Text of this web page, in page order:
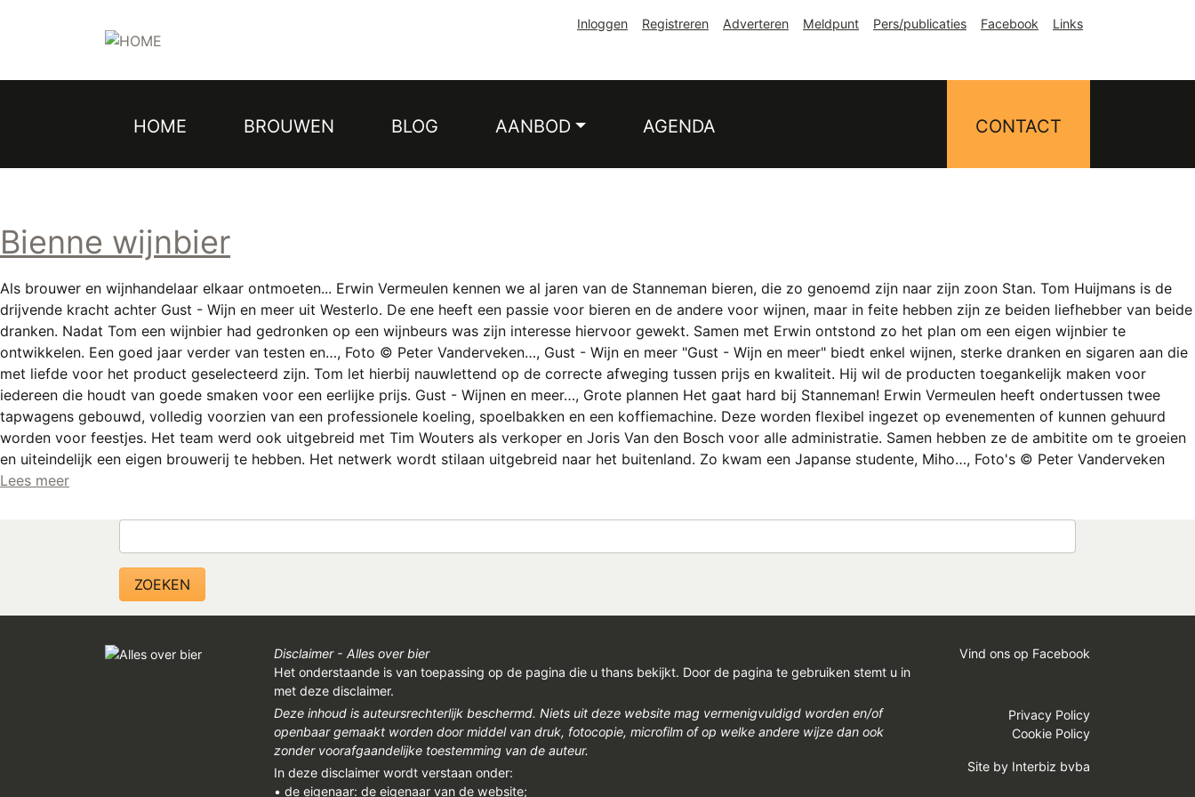
Inloggen Registreren Adverteren Meldpunt Pers/publicaties Facebook Links
Hoofdnavigatie
HOME BROUWEN BLOG AANBOD AGENDA CONTACT
Bienne wijnbier
Als brouwer en wijnhandelaar elkaar ontmoeten... Erwin Vermeulen kennen we al jaren van de Stanneman bieren, die zo genoemd zijn naar zijn zoon Stan. Tom Huijmans is de
drijvende kracht achter Gust - Wijn en meer uit Westerlo. De ene heeft een passie voor bieren en de andere voor wijnen, maar in feite hebben zijn ze beiden liefhebber van beide
dranken. Nadat Tom een wijnbier had gedronken op een wijnbeurs was zijn interesse hiervoor gewekt. Samen met Erwin ontstond zo het plan om een eigen wijnbier te
ontwikkelen. Een goed jaar verder van testen en…, Foto © Peter Vanderveken…, Gust - Wijn en meer "Gust - Wijn en meer" biedt enkel wijnen, sterke dranken en sigaren aan die
met liefde voor het product geselecteerd zijn. Tom let hierbij nauwlettend op de correcte afweging tussen prijs en kwaliteit. Hij wil de producten toegankelijk maken voor
iedereen die houdt van goede smaken voor een eerlijke prijs. Gust - Wijnen en meer…, Grote plannen Het gaat hard bij Stanneman! Erwin Vermeulen heeft ondertussen twee
tapwagens gebouwd, volledig voorzien van een professionele koeling, spoelbakken en een koffiemachine. Deze worden flexibel ingezet op evenementen of kunnen gehuurd
worden voor feestjes. Het team werd ook uitgebreid met Tim Wouters als verkoper en Joris Van den Bosch voor alle administratie. Samen hebben ze de ambitite om te groeien
en uiteindelijk een eigen brouwerij te hebben. Het netwerk wordt stilaan uitgebreid naar het buitenland. Zo kwam een Japanse studente, Miho…, Foto's © Peter Vanderveken
Lees meer
Disclaimer - Alles over bier
Het onderstaande is van toepassing op de pagina die u thans bekijkt. Door de pagina te gebruiken stemt u in
met deze disclaimer.
Deze inhoud is auteursrechterlijk beschermd. Niets uit deze website mag vermenigvuldigd worden en/of
openbaar gemaakt worden door middel van druk, fotocopie, microfilm of op welke andere wijze dan ook
zonder voorafgaandelijke toestemming van de auteur.
In deze disclaimer wordt verstaan onder:
• de eigenaar: de eigenaar van de website;
Vind ons op Facebook
Privacy Policy
Cookie Policy
Site by Interbiz bvba